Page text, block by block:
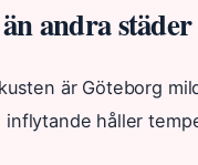
andra städer
är Göteborg
håller